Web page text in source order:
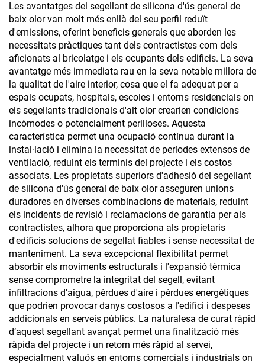
Les avantatges del segellant de silicona d'ús general de
baix olor van molt més enllà del seu perfil reduït
d'emissions, oferint beneficis generals que aborden les
necessitats pràctiques tant dels contractistes com dels
aficionats al bricolatge i els ocupants dels edificis. La seva
avantatge més immediata rau en la seva notable millora de
la qualitat de l'aire interior, cosa que el fa adequat per a
espais ocupats, hospitals, escoles i entorns residencials on
els segellants tradicionals d'alt olor crearien condicions
incòmodes o potencialment perilloses. Aquesta
característica permet una ocupació contínua durant la
instal·lació i elimina la necessitat de períodes extensos de
ventilació, reduint els terminis del projecte i els costos
associats. Les propietats superiors d'adhesió del segellant
de silicona d'ús general de baix olor asseguren unions
duradores en diverses combinacions de materials, reduint
els incidents de revisió i reclamacions de garantia per als
contractistes, alhora que proporciona als propietaris
d'edificis solucions de segellat fiables i sense necessitat de
manteniment. La seva excepcional flexibilitat permet
absorbir els moviments estructurals i l'expansió tèrmica
sense comprometre la integritat del segell, evitant
infiltracions d'aigua, pèrdues d'aire i pèrdues energètiques
que podrien provocar danys costosos a l'edifici i despeses
addicionals en serveis públics. La naturalesa de curat ràpid
d’aquest segellant avançat permet una finalització més
ràpida del projecte i un retorn més ràpid al servei,
especialment valuós en entorns comercials i industrials on